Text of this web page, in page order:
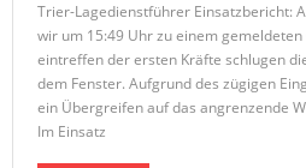
Trier-Lagedienstführer Einsatzbericht:
wir um 15:49 Uhr zu einem
eintreffen der ersten Kräfte schlugen
dem Fenster. Aufgrund des zügigen
ein Übergreifen auf das angrenzende
Im Einsatz